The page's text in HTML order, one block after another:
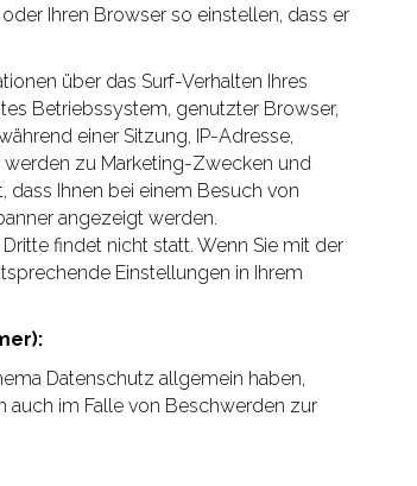
Ihren Browser so einstellen, dass er
über das Surf-Verhalten Ihres
Betriebssystem, genutzter Browser,
einer Sitzung, IP-Adresse,
werden zu Marketing-Zwecken und
Ihnen bei einem Besuch von
angezeigt werden.
findet nicht statt. Wenn Sie mit der
Einstellungen in Ihrem
Datenschutz allgemein haben,
auch im Falle von Beschwerden zur